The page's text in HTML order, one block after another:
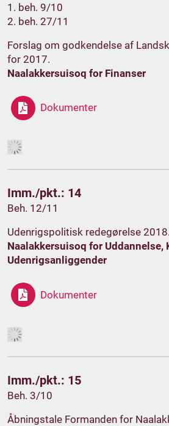
1. beh. 9/10
2. beh. 27/11
Forslag om godkendelse af
for 2017.
Naalakkersuisoq for Finanser
Dokumenter
Imm./pkt.: 14
Beh. 12/11
Udenrigspolitisk redegørelse 2018.
Naalakkersuisoq for Uddannelse,
Udenrigsanliggender
Dokumenter
Imm./pkt.: 15
Beh. 3/10
Åbningstale Formanden for